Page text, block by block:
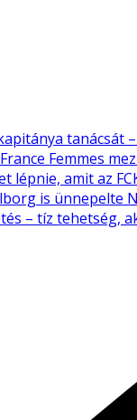
tanácsát
Femmes
lépnie, amit az
is ünnepelte
– tíz tehetség,